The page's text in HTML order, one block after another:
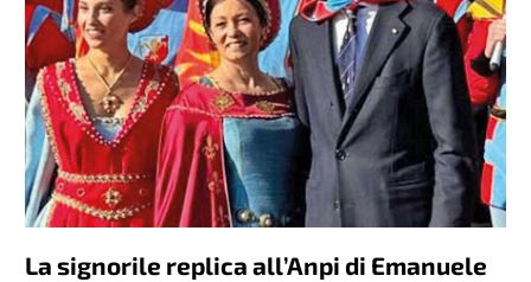
La signorile replica all’Anpi di Emanuele